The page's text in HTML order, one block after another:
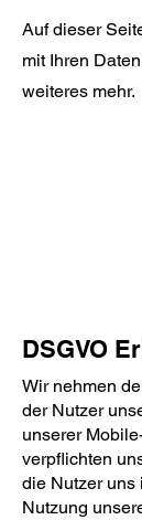
Auf dieser
mit Ihren
weiteres mehr.
DSGVO
Wir nehmen
der Nutzer
unserer
verpflichten
die Nutzer uns
Nutzung